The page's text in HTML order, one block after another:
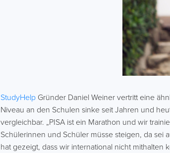
StudyHelp Gründer Daniel Weiner vertritt eine
Niveau an den Schulen sinke seit Jahren und
vergleichbar. „PISA ist ein Marathon und wir
Schülerinnen und Schüler müsse steigen, da sei
hat gezeigt, dass wir international nicht mithalten